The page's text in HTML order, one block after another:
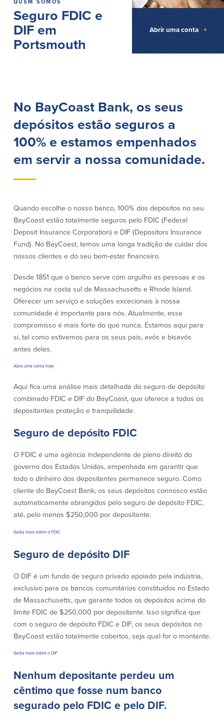
Empréstimos hipotecários
Casas manufacturadas e móveis
Linha de crédito de capital próprio
Empréstimo HEAT
Recompensas de compras
Gerenciamento de dinheiro
Outros serviços
Partners Insurance
Caixas automáticas interactivas (ITM)
Cofres de segurança
Empresas
Conta à ordem
Empresarial
Conta à ordem de Análise
Verificação de ajuste correto
Conta à ordem para Autarquias/Sem
Fins Lucrativos
IOLTA
Poupanças
Conta Poupança com Extrato
Depósitos a prazo
Planos de reforma
Crédito
Empréstimo Comercial
Empréstimos e linhas de crédito
empresariais
Negócios
Serviços
Cartão de débito Mastercard®
BusinessCard®
Quem somos
Quem somos
Locais dos balcões em MA e RI
Ajuda e suporte
Informação de licença da entidade
Carreiras
Afiliados
BayCoast Mortgage Company
Plimoth Investment Advisors
Políticas
Política de privacidade
Declaração de exoneração de
Seguro de depósito FDIC e DIF
Segurança
Segurança
Recursos
QUEM SOMOS
Seguro FDIC e
DIF em
Portsmouth
Abrir uma conta +
No BayCoast Bank, os seus
depósitos estão seguros a
100% e estamos empenhados
em servir a nossa comunidade.
Quando escolhe o nosso banco, 100% dos depósitos no seu
BayCoast estão totalmente seguros pelo FDIC (Federal
Deposit Insurance Corporation) e DIF (Depositors Insurance
Fund). No BayCoast, temos uma longa tradição de cuidar dos
nossos clientes e do seu bem-estar financeiro.
Desde 1851 que o banco serve com orgulho as pessoas e os
negócios na costa sul de Massachusetts e Rhode Island.
Oferecer um serviço e soluções excecionais à nossa
comunidade é importante para nós. Atualmente, esse
compromisso é mais forte do que nunca. Estamos aqui para
si, tal como estivemos para os seus pais, avós e bisavós
antes deles.
Abra uma conta hoje
Aqui fica uma análise mais detalhada do seguro de depósito
combinado FDIC e DIF do BayCoast, que oferece a todos os
depositantes proteção e tranquilidade.
Seguro de depósito FDIC
O FDIC é uma agência independente de pleno direito do
governo dos Estados Unidos, empenhada em garantir que
todo o dinheiro dos depositantes permanece seguro. Como
cliente do BayCoast Bank, os seus depósitos connosco estão
automaticamente abrangidos pelo seguro de depósito FDIC,
até, pelo menos $250,000 por depositante.
Saiba mais sobre o FDIC
Seguro de depósito DIF
O DIF é um fundo de seguro privado apoiado pela indústria,
exclusivo para os bancos comunitários constituídos no Estado
de Massachusetts, que garante todos os depósitos acima do
limite FDIC de $250,000 por depositante. Isso significa que
com o seguro de depósito FDIC e DIF, os seus depósitos no
BayCoast estão totalmente cobertos, seja qual for o montante.
Saiba mais sobre o DIF
Nenhum depositante perdeu um
cêntimo que fosse num banco
segurado pelo FDIC e pelo DIF.